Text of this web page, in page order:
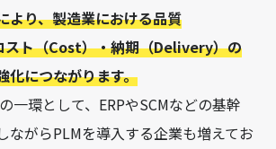
より、製造業における品質
ト（Cost）・納期（Delivery）の
化につながります。
一環として、ERPやSCMなどの基幹
ながらPLMを導入する企業も増えてお